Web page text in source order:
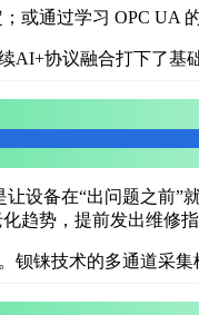
通过学习 OPC UA
AI+协议融合打下了基础
设备在“出问题之前”
趋势，提前发出维修指
钡铼技术的多通道采集